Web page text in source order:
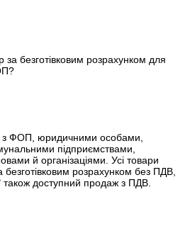
безготівковим розрахунком для
ФОП, юридичними особами,
підприємствами,
й організаціями. Усі товари
розрахунком без ПДВ,
також доступний продаж з ПДВ.